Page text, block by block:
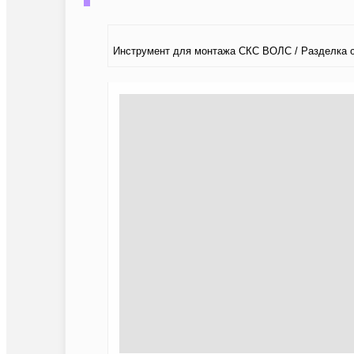
Инструмент для монтажа СКС ВОЛС / Разделка